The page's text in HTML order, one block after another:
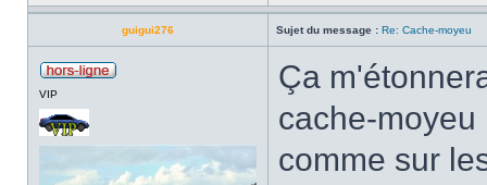
guigui276 Sujet du message : Re: Cache-moyeu
VIP
Ça
cache-
comme sur